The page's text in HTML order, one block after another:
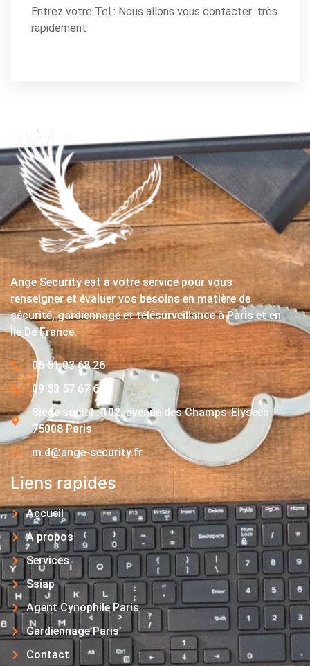
Entrez votre Tel : Nous allons vous contacter très
rapidement
Ange Security est à votre service pour vous
renseigner et évaluer vos besoins en matière de
sécurité, gardiennage et télésurveillance à Paris et en
Île De France.
06 51 03 68 26
09 53 57 67 63
Siège social : 102, avenue des Champs-Elysées
75008 Paris
m.d@ange-security.fr
Liens rapides
Accueil
A propos
Services
Ssiap
Agent Cynophile Paris
Gardiennage Paris
Contact